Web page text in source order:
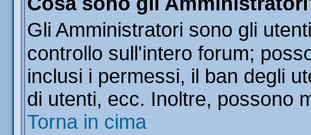
Gli Amministratori sono gli
controllo sull'intero forum;
inclusi i permessi, il ban degli
di utenti, ecc. Inoltre, possono
Torna in cima